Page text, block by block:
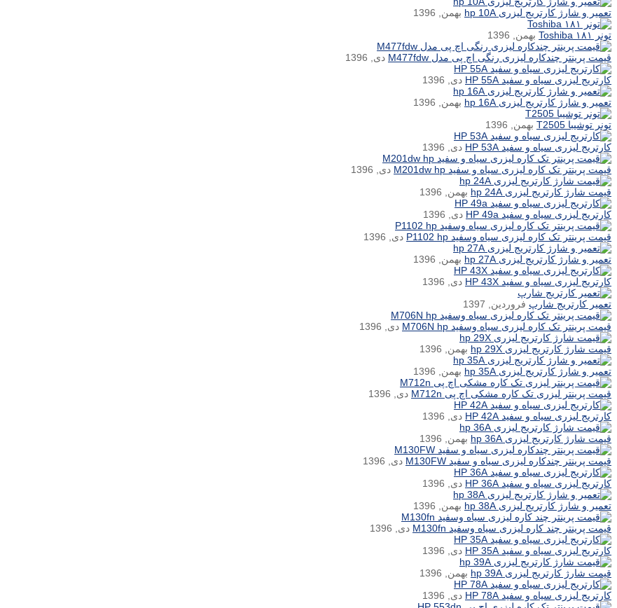
تعمیر و شارژ کارتریج لیزری hp 10A
بهمن, 1396
تونر ۱۸۱ Toshiba
بهمن, 1396
قیمت پرینتر چندکاره لیزری رنگی اچ پی مدل M477fdw
دی, 1396
کارتریج لیزری سیاه و سفید HP 55A
دی, 1396
تعمیر و شارژ کارتریج لیزری hp 16A
بهمن, 1396
تونر توشیبا T2505
بهمن, 1396
کارتریج لیزری سیاه و سفید HP 53A
دی, 1396
قیمت پرینتر تک کاره لیزری سیاه و سفید M201dw hp
دی, 1396
قیمت شارژ کارتریج لیزری hp 24A
بهمن, 1396
کارتریج لیزری سیاه و سفید HP 49a
دی, 1396
قیمت پرینتر تک کاره لیزری سیاه وسفید P1102 hp
دی, 1396
تعمیر و شارژ کارتریج لیزری hp 27A
بهمن, 1396
کارتریج لیزری سیاه و سفید HP 43X
دی, 1396
تعمیر کارتریج شارپ فروردین, 1397
قیمت پرینتر تک کاره لیزری سیاه وسفید M706N hp
دی, 1396
قیمت شارژ کارتریج لیزری hp 29X
بهمن, 1396
تعمیر و شارژ کارتریج لیزری hp 35A
بهمن, 1396
قیمت پرینتر لیزری تک کاره مشکی اچ پی M712n
دی, 1396
کارتریج لیزری سیاه و سفید HP 42A
دی, 1396
قیمت شارژ کارتریج لیزری hp 36A
بهمن, 1396
قیمت پرینتر چندکاره لیزری سیاه و سفید M130FW
دی, 1396
کارتریج لیزری سیاه و سفید HP 36A
دی, 1396
تعمیر و شارژ کارتریج لیزری hp 38A
بهمن, 1396
قیمت پرینتر چند کاره لیزری سیاه وسفید M130fn
دی, 1396
کارتریج لیزری سیاه و سفید HP 35A
دی, 1396
قیمت شارژ کارتریج لیزری hp 39A
بهمن, 1396
کارتریج لیزری سیاه و سفید HP 78A
دی, 1396